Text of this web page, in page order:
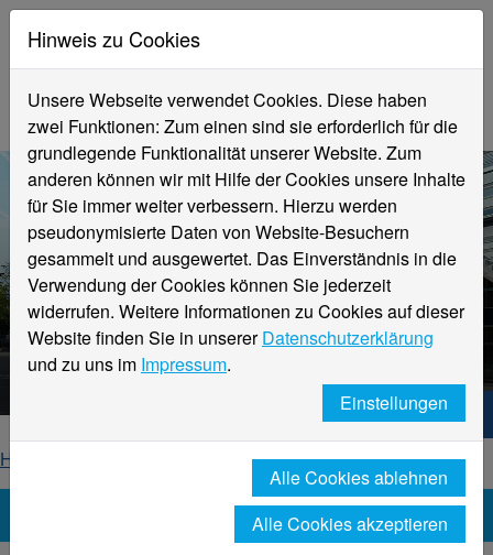
Aktuelle Meldungen
Hochschule Niederrhein
Hochschule Niederrhein. Dein Weg.
Home
News-Detailseite
Hinweis zu Cookies
Unsere Webseite verwendet Cookies. Diese haben
zwei Funktionen: Zum einen sind sie erforderlich für die
grundlegende Funktionalität unserer Website. Zum
anderen können wir mit Hilfe der Cookies unsere Inhalte
für Sie immer weiter verbessern. Hierzu werden
pseudonymisierte Daten von Website-Besuchern
gesammelt und ausgewertet. Das Einverständnis in die
Verwendung der Cookies können Sie jederzeit
widerrufen. Weitere Informationen zu Cookies auf dieser
Website finden Sie in unsererDatenschutzerklärung
und zu uns im Impressum.
Einstellungen
Alle Cookies ablehnen
Alle Cookies akzeptieren